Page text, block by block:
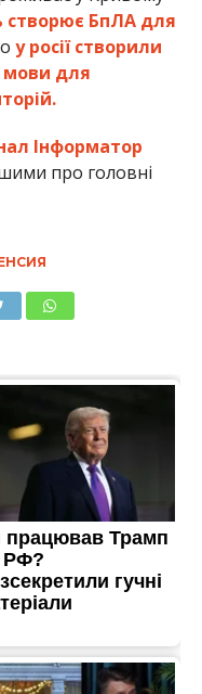
створює БпЛА для
у росії створили
мови для
Інформатор
про головні